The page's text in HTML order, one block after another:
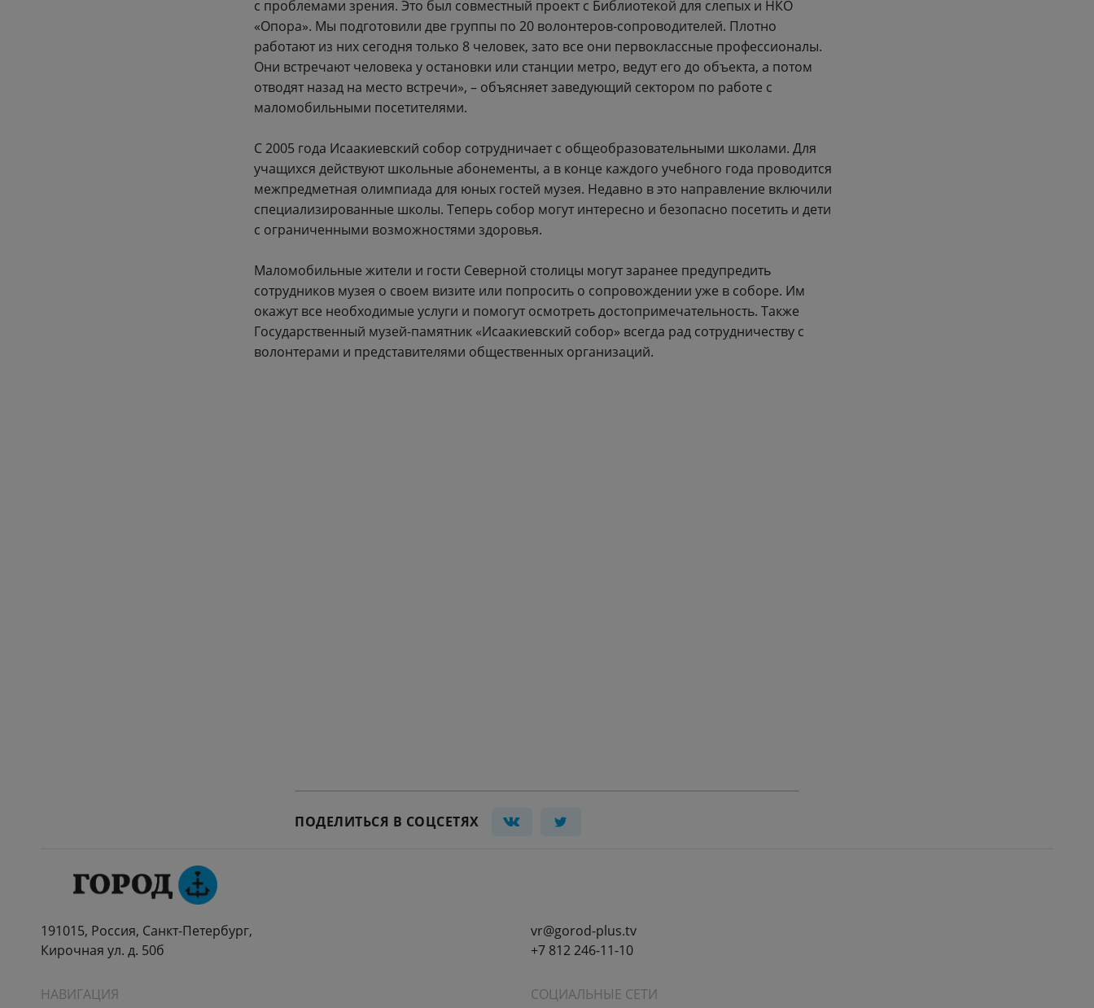
с проблемами зрения. Это был совместный проект с Библиотекой для слепых и НКО
«Опора». Мы подготовили две группы по 20 волонтеров-сопроводителей. Плотно
работают из них сегодня только 8 человек, зато все они первоклассные профессионалы.
Они встречают человека у остановки или станции метро, ведут его до объекта, а потом
отводят назад на место встречи», – объясняет заведующий сектором по работе с
маломобильными посетителями.
С 2005 года Исаакиевский собор сотрудничает с общеобразовательными школами. Для
учащихся действуют школьные абонементы, а в конце каждого учебного года проводится
межпредметная олимпиада для юных гостей музея. Недавно в это направление включили
специализированные школы. Теперь собор могут интересно и безопасно посетить и дети
с ограниченными возможностями здоровья.
Маломобильные жители и гости Северной столицы могут заранее предупредить
сотрудников музея о своем визите или попросить о сопровождении уже в соборе. Им
окажут все необходимые услуги и помогут осмотреть достопримечательность. Также
Государственный музей-памятник «Исаакиевский собор» всегда рад сотрудничеству с
волонтерами и представителями общественных организаций.
ПОДЕЛИТЬСЯ В СОЦСЕТЯХ
191015, Россия, Санкт-Петербург,
Кирочная ул. д. 50б
vr@gorod-plus.tv
+7 812 246-11-10
НАВИГАЦИЯ СОЦИАЛЬНЫЕ СЕТИ